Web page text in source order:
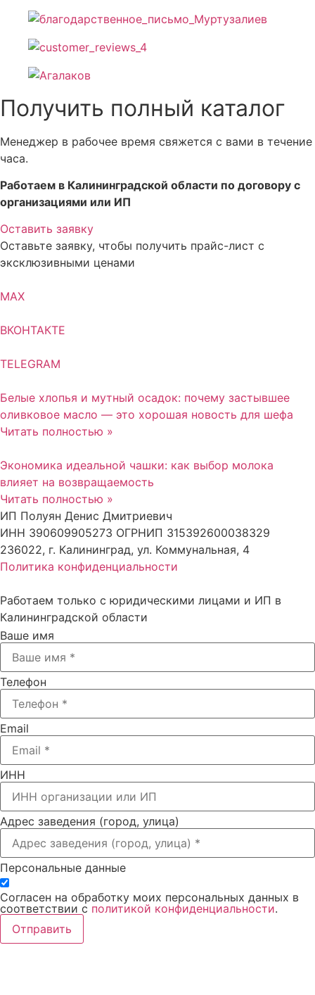
Получить полный каталог
Менеджер в рабочее время свяжется с вами в течение
часа.
Работаем в Калининградской области по договору с
организациями или ИП
Оставить заявку
Оставьте заявку, чтобы получить прайс-лист с
эксклюзивными ценами
MAX
ВКОНТАКТЕ
TELEGRAM
Белые хлопья и мутный осадок: почему застывшее
оливковое масло — это хорошая новость для шефа
Читать полностью »
Экономика идеальной чашки: как выбор молока
влияет на возвращаемость
Читать полностью »
ИП Полуян Денис Дмитриевич
ИНН 390609905273 ОГРНИП 315392600038329
236022, г. Калининград, ул. Коммунальная, 4
Политика конфиденциальности
Работаем только с юридическими лицами и ИП в
Калининградской области
Ваше имя
Телефон
Email
ИНН
Адрес заведения (город, улица)
Персональные данные
Согласен на обработку моих персональных данных в
соответствии с политикой конфиденциальности.
Отправить